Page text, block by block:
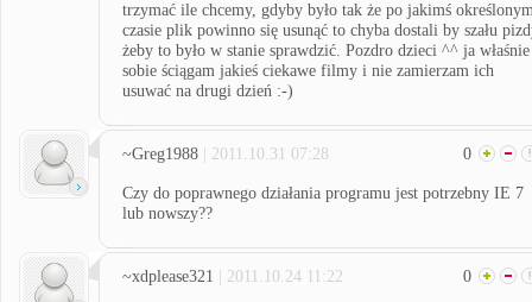
trzymać ile chcemy, gdyby było tak że po jakimś
czasie plik powinno się usunąć to chyba dostali by szału
żeby to było w stanie sprawdzić. Pozdro dzieci ^^ ja właśnie
sobie ściągam jakieś ciekawe filmy i nie zamierzam ich
usuwać na drugi dzień :-)
~Greg1988 | 2011.10.31 07:28 0
Czy do poprawnego działania programu jest potrzebny IE 7
lub nowszy??
~xdplease321 | 2011.10.24 11:22 0